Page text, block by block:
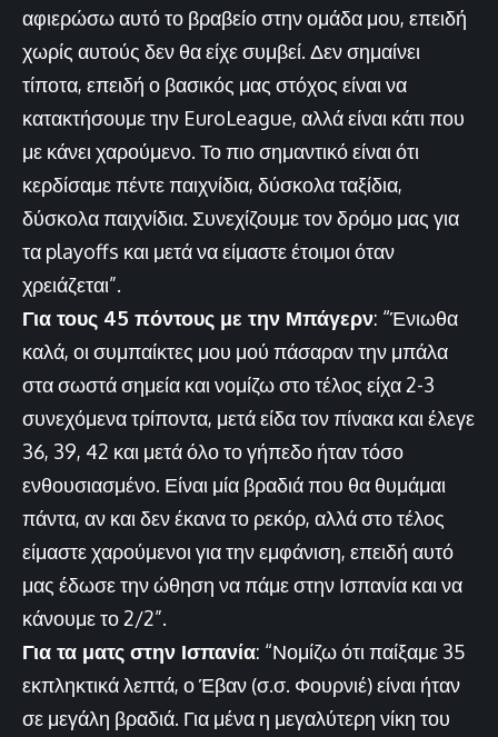
αφιερώσω αυτό το βραβείο στην ομάδα μου, επειδή
χωρίς αυτούς δεν θα είχε συμβεί. Δεν σημαίνει
τίποτα, επειδή ο βασικός μας στόχος είναι να
κατακτήσουμε την EuroLeague, αλλά είναι κάτι που
με κάνει χαρούμενο. Το πιο σημαντικό είναι ότι
κερδίσαμε πέντε παιχνίδια, δύσκολα ταξίδια,
δύσκολα παιχνίδια. Συνεχίζουμε τον δρόμο μας για
τα playoffs και μετά να είμαστε έτοιμοι όταν
χρειάζεται”.
Για τους 45 πόντους με την Μπάγερν: “Ένιωθα
καλά, οι συμπαίκτες μου μού πάσαραν την μπάλα
στα σωστά σημεία και νομίζω στο τέλος είχα 2-3
συνεχόμενα τρίποντα, μετά είδα τον πίνακα και έλεγε
36, 39, 42 και μετά όλο το γήπεδο ήταν τόσο
ενθουσιασμένο. Είναι μία βραδιά που θα θυμάμαι
πάντα, αν και δεν έκανα το ρεκόρ, αλλά στο τέλος
είμαστε χαρούμενοι για την εμφάνιση, επειδή αυτό
μας έδωσε την ώθηση να πάμε στην Ισπανία και να
κάνουμε το 2/2”.
Για τα ματς στην Ισπανία: “Νομίζω ότι παίξαμε 35
εκπληκτικά λεπτά, ο Έβαν (σ.σ. Φουρνιέ) είναι ήταν
σε μεγάλη βραδιά. Για μένα η μεγαλύτερη νίκη του